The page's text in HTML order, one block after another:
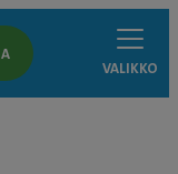
VALIKKO